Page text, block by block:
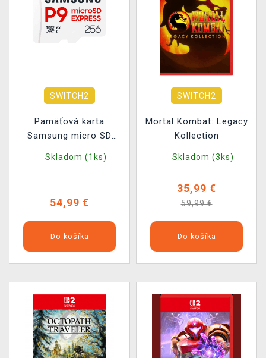
SWITCH2
Pamäťová karta
Samsung micro SD
Skladom (1ks)
54,99 €
Do košíka
SWITCH2
Mortal Kombat: Legacy
Kollection
Skladom (3ks)
35,99 €
59,99 €
Do košíka